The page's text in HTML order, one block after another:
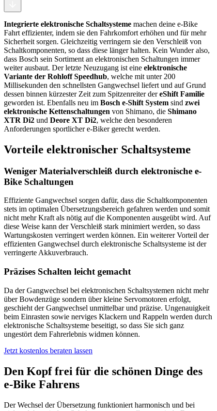
Integrierte elektronische Schaltsysteme machen deine e-Bike
Fahrt effizienter, indem sie den Fahrkomfort erhöhen und für mehr
Sicherheit sorgen. Gleichzeitig verringern sie den Verschleiß von
Schaltkomponenten, so dass diese länger halten. Kein Wunder also,
dass Bosch sein Sortiment an elektronischen Schaltungen immer
weiter ausbaut. Der letzte Neuzugang ist eine elektronische
Variante der Rohloff Speedhub, welche mit unter 200
Millisekunden den schnellsten Gangwechsel liefert und auf Grund
dessen binnen kürzester Zeit zum Spitzenreiter dereShift Familie
geworden ist. Ebenfalls neu im Bosch e-Shift System sind zwei
elektronische Kettenschaltungen von Shimano, die Shimano
XTR Di2 und Deore XT Di2, welche den besonderen
Anforderungen sportlicher e-Biker gerecht werden.
Vorteile elektronischer Schaltsysteme
Weniger Materialverschleiß durch elektronische e-
Bike Schaltungen
Effiziente Gangwechsel sorgen dafür, dass die Schaltkomponenten
stets im optimalen Übersetzungsbereich gefahren werden und somit
nicht mehr Kraft als nötig auf die Komponenten ausgeübt wird. Auf
diese Weise kann der Verschleiß stark minimiert werden, so dass
Wartungskosten verringert werden können. Ein weiterer Vorteil der
effizienten Gangwechsel durch elektronische Schaltsysteme ist der
verringerte Akkuverbrauch.
Präzises Schalten leicht gemacht
Da der Gangwechsel bei elektronischen Schaltsystemen nicht mehr
über Bowdenzüge sondern über kleine Servomotoren erfolgt,
geschieht der Gangwechsel unmittelbar und präzise. Ungenauigkeit
beim Einrasten sowie nerviges Klackern und Rappeln werden durch
elektronische Schaltsysteme beseitigt, so dass Sie sich ganz
ungestört dem Fahrerlebnis widmen können.
Jetzt kostenlos beraten lassen
Den Kopf frei für die schönen Dinge des
e-Bike Fahrens
Der Wechsel der Übersetzung funktioniert harmonisch und bei